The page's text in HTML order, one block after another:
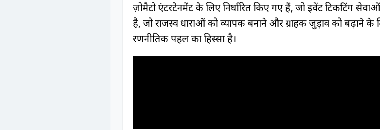
ज़ोमैटो एंटरटेनमेंट के लिए निर्धारित किए गए हैं, जो इवेंट टिकटिंग
है, जो राजस्व धाराओं को व्यापक बनाने और ग्राहक जुड़ाव को बढ़ाने के
रणनीतिक पहल का हिस्सा है।